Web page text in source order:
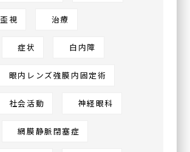
歪視 治療
症状 白内障
眼内レンズ強膜内固定術
社会活動 神経眼科
網膜静脈閉塞症